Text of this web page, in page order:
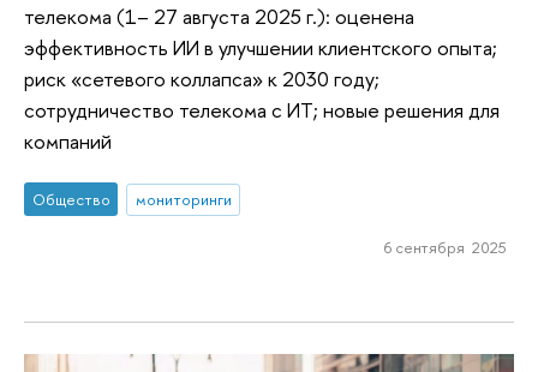
телекома (1– 27 августа 2025 г.): оценена
эффективность ИИ в улучшении клиентского опыта;
риск «сетевого коллапса» к 2030 году;
сотрудничество телекома с ИТ; новые решения для
компаний
Общество мониторинги
6 сентября 2025